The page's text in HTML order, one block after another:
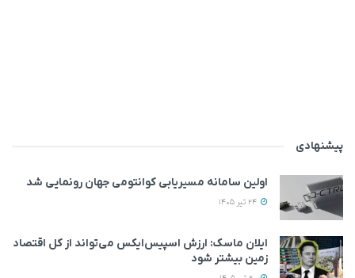
پیشنهادی
اولین سامانه مسیریابی کوانتومی جهان رونمایی شد
ایلان ماسک: ارزش اسپیس‌ایکس می‌تواند از کل اقتصاد
زمین بیشتر شود